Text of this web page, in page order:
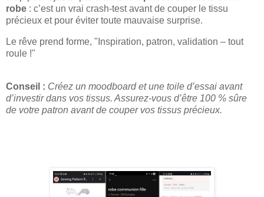
robe : c’est un vrai crash-test avant de couper le tissu
précieux et pour éviter toute mauvaise surprise.
Le rêve prend forme, "Inspiration, patron, validation – tout
roule !"
Conseil : Créez un moodboard et une toile d’essai avant
d’investir dans vos tissus. Assurez-vous d’être 100 % sûre
de votre patron avant de couper vos tissus précieux.